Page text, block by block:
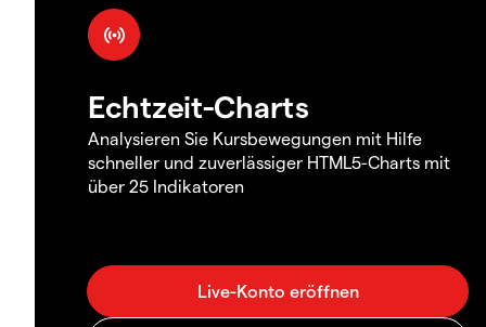
Echtzeit-Charts
Analysieren Sie Kursbewegungen mit Hilfe
schneller und zuverlässiger HTML5-Charts mit
über 25 Indikatoren